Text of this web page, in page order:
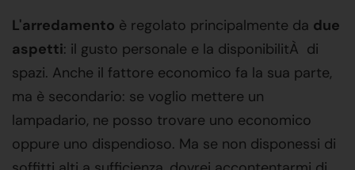
L'arredamento è regolato principalmente da due
aspetti: il gusto personale e la disponibilitÀ di
spazi. Anche il fattore economico fa la sua parte,
ma è secondario: se voglio mettere un
lampadario, ne posso trovare uno economico
oppure uno dispendioso. Ma se non disponessi di